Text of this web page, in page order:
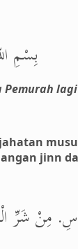
بِسْمِ
jinn
مِنْ